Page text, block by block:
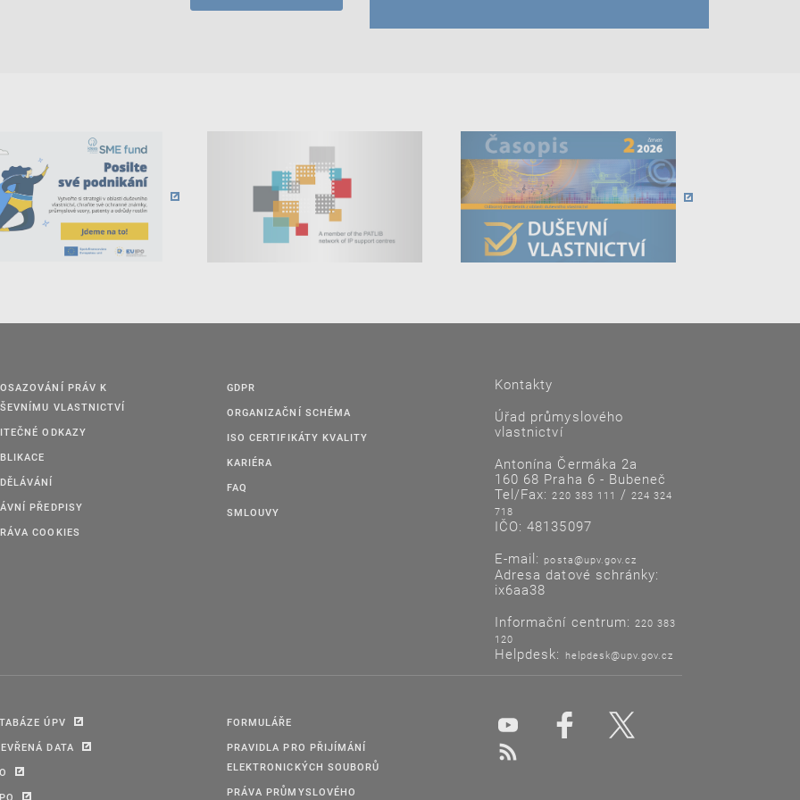
PRÁV K
VLASTNICTVÍ
ODKAZY
PŘEDPISY
COOKIES
GDPR
ORGANIZAČNÍ SCHÉMA
ISO CERTIFIKÁTY KVALITY
KARIÉRA
FAQ
SMLOUVY
Kontakty
Úřad průmyslového
vlastnictví
Antonína Čermáka 2a
160 68 Praha 6 - Bubeneč
Tel/Fax:220 383 111 /224 324
718
IČO: 48135097
E-mail: posta@upv.gov.cz
Adresa datové schránky:
ix6aa38
Informační centrum: 220 383
120
Helpdesk: helpdesk@upv.gov.cz
ÚPV
DATA
FORMULÁŘE
PRAVIDLA PRO PŘIJÍMÁNÍ
ELEKTRONICKÝCH SOUBORŮ
PRÁVA PRŮMYSLOVÉHO